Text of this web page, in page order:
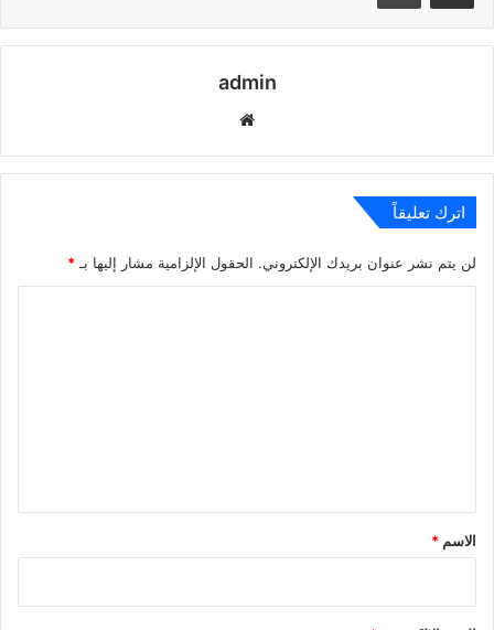
admin
اترك تعليقاً
لن يتم نشر عنوان بريدك الإلكتروني. الحقول الإلزامية مشار إليها بـ *
*
الاسم *